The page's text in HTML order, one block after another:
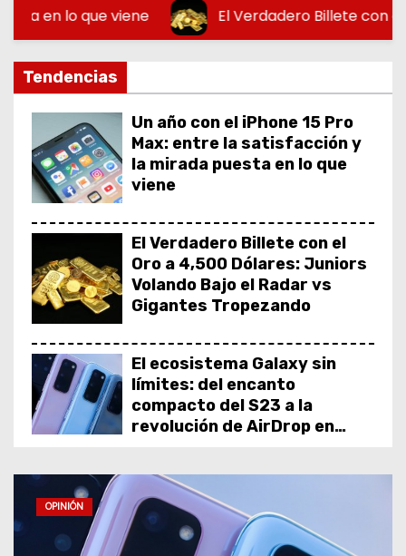
El Verdadero Billete con el Oro a 4,500 Dólares:
Tendencias
Un año con el iPhone 15 Pro
Max: entre la satisfacción y
la mirada puesta en lo que
viene
El Verdadero Billete con el
Oro a 4,500 Dólares: Juniors
Volando Bajo el Radar vs
Gigantes Tropezando
El ecosistema Galaxy sin
límites: del encanto
compacto del S23 a la
revolución de AirDrop en
Meta reestructura su
plantilla: Recortes en
California en medio de su
gran apuesta por la IA
OPINIÓN